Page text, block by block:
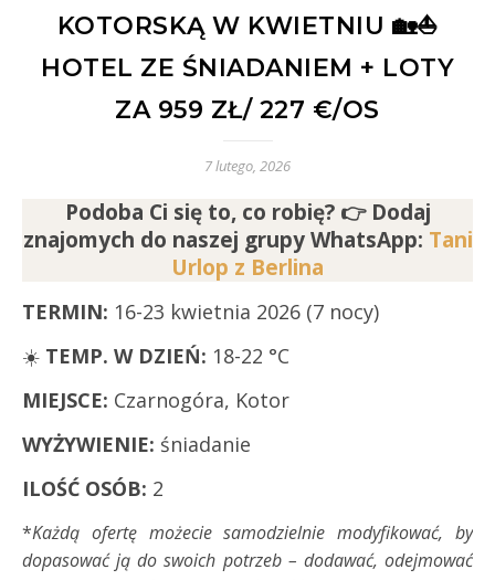
KOTORSKĄ W KWIETNIU 🏡⛵️
HOTEL ZE ŚNIADANIEM + LOTY
ZA 959 ZŁ/ 227 €/OS
7 lutego, 2026
Podoba Ci się to, co robię? 👉 Dodaj
znajomych do naszej grupy WhatsApp: Tani
Urlop z Berlina
TERMIN: 16-23 kwietnia 2026 (7 nocy)
☀️ TEMP. W DZIEŃ: 18-22 °C
MIEJSCE: Czarnogóra, Kotor
WYŻYWIENIE: śniadanie
ILOŚĆ OSÓB: 2
*Każdą ofertę możecie samodzielnie modyfikować, by
dopasować ją do swoich potrzeb – dodawać, odejmować